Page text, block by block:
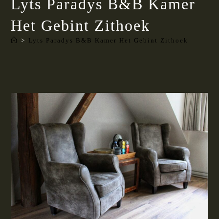
Lyts Paradys B&B Kamer
Het Gebint Zithoek
> Lyts Paradys B&B Kamer Het Gebint Zithoek